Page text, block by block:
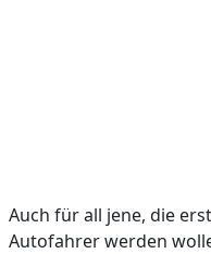
Auch für all jene, die
Autofahrer werden